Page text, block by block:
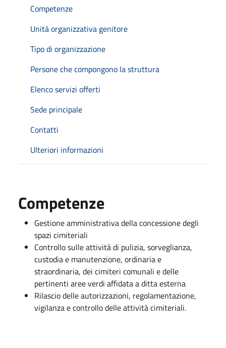
Competenze
Unità organizzativa genitore
Tipo di organizzazione
Persone che compongono la struttura
Elenco servizi offerti
Sede principale
Contatti
Ulteriori informazioni
Competenze
Gestione amministrativa della concessione degli
spazi cimiteriali
Controllo sulle attività di pulizia, sorveglianza,
custodia e manutenzione, ordinaria e
straordinaria, dei cimiteri comunali e delle
pertinenti aree verdi affidata a ditta esterna
Rilascio delle autorizzazioni, regolamentazione,
vigilanza e controllo delle attività cimiteriali.